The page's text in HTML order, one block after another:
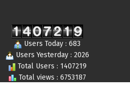
Users Today : 683
Users Yesterday : 2026
Total Users : 1407219
Total views : 6753187